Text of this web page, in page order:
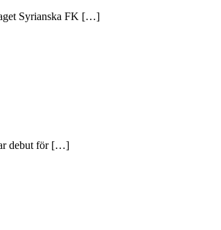
Syrianska FK […]
debut för […]